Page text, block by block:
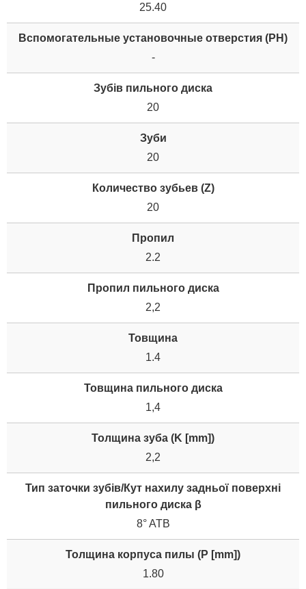
25.40
Вспомогательные установочные отверстия (PH)
-
Зубів пильного диска
20
Зуби
20
Количество зубьев (Z)
20
Пропил
2.2
Пропил пильного диска
2,2
Товщина
1.4
Товщина пильного диска
1,4
Толщина зуба (K [mm])
2,2
Тип заточки зубів/Кут нахилу задньої поверхні
пильного диска β
8° ATB
Толщина корпуса пилы (P [mm])
1.80